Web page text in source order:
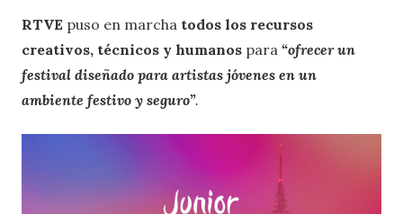
RTVE puso en marcha todos los recursos
creativos, técnicos y humanos para “ofrecer un
festival diseñado para artistas jóvenes en un
ambiente festivo y seguro”.